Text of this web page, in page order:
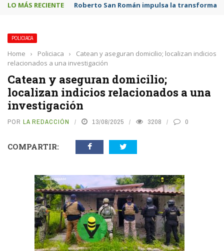
LO MÁS RECIENTE Roberto San Román impulsa la
POLICIACA
Home › Policiaca ›
Catean y aseguran domicilio; localizan indicios
relacionados a una investigación
Catean y aseguran domicilio;
localizan indicios relacionados a una
investigación
POR LA REDACCIÓN 13/08/2025 3208 0
COMPARTIR: